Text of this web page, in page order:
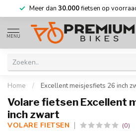
Meer dan30.000fietsen op voorraad
MENU
Home / Excellent meisjesfiets 26 inch
Volare fietsen Excellent
inch zwart
VOLARE FIETSEN (0)